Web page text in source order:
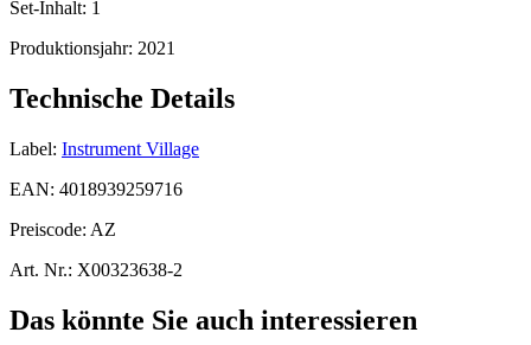
Set-Inhalt: 1
Produktionsjahr: 2021
Technische Details
Label: Instrument Village
EAN: 4018939259716
Preiscode: AZ
Art. Nr.: X00323638-2
Das könnte Sie auch interessieren